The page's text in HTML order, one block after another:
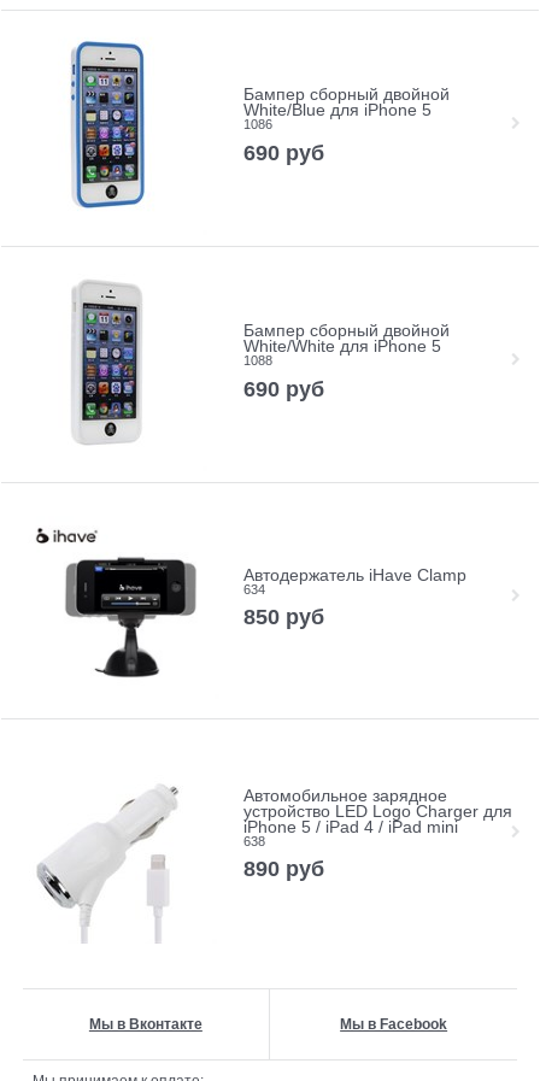
Бампер сборный двойной
White/Blue для iPhone 5
1086
690 руб
Бампер сборный двойной
White/White для iPhone 5
1088
690 руб
Автодержатель iHave Clamp
634
850 руб
Автомобильное зарядное
устройство LED Logo Charger для
iPhone 5 / iPad 4 / iPad mini
638
890 руб
Мы в Вконтакте Мы в Facebook